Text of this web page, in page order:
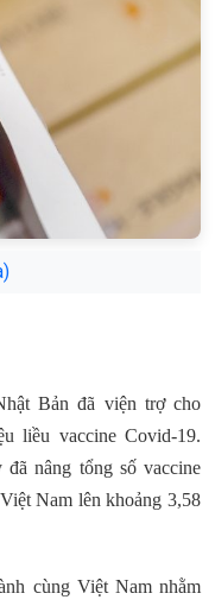
Bản đã viện trợ cho
liều vaccine Covid-19.
nâng tổng số vaccine
Nam lên khoảng 3,58
cùng Việt Nam nhằm